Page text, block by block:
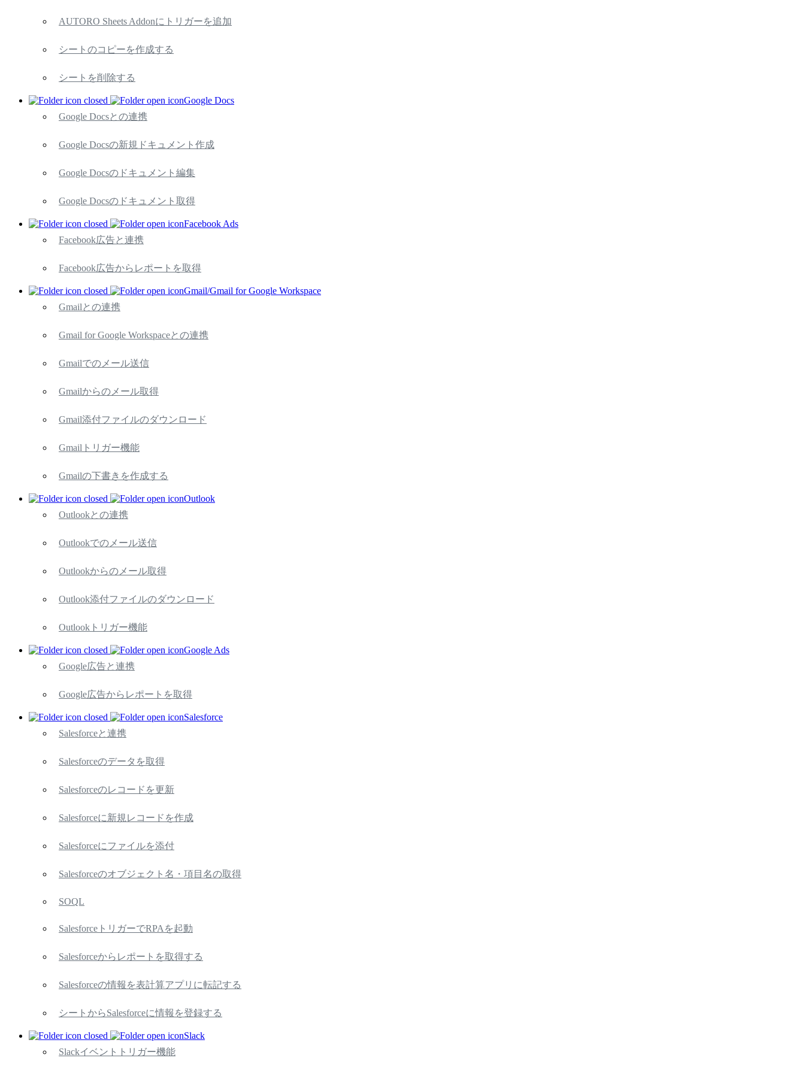
AUTORO Sheets Addonにトリガーを追加
シートのコピーを作成する
シートを削除する
Google Docs
Google Docsとの連携
Google Docsの新規ドキュメント作成
Google Docsのドキュメント編集
Google Docsのドキュメント取得
Facebook Ads
Facebook広告と連携
Facebook広告からレポートを取得
Gmail/Gmail for Google Workspace
Gmailとの連携
Gmail for Google Workspaceとの連携
Gmailでのメール送信
Gmailからのメール取得
Gmail添付ファイルのダウンロード
Gmailトリガー機能
Gmailの下書きを作成する
Outlook
Outlookとの連携
Outlookでのメール送信
Outlookからのメール取得
Outlook添付ファイルのダウンロード
Outlookトリガー機能
Google Ads
Google広告と連携
Google広告からレポートを取得
Salesforce
Salesforceと連携
Salesforceのデータを取得
Salesforceのレコードを更新
Salesforceに新規レコードを作成
Salesforceにファイルを添付
Salesforceのオブジェクト名・項目名の取得
SOQL
SalesforceトリガーでRPAを起動
Salesforceからレポートを取得する
Salesforceの情報を表計算アプリに転記する
シートからSalesforceに情報を登録する
Slack
Slackイベントトリガー機能